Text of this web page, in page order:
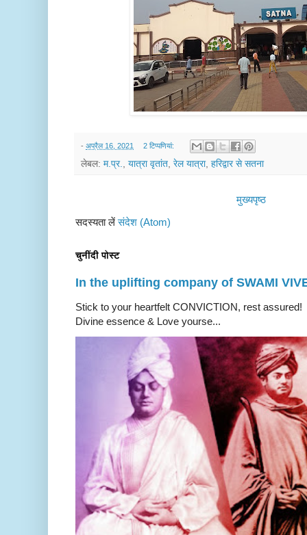
- अप्रैल 16, 2021 2 टिप्‍पणियां:
लेबल: म.प्र. यात्रा वृतांत रेल यात्रा, हरिद्वार से सतना
मुख्यपृष्ठ
सदस्यता लेंसंदेश (Atom)
चुनींदी पोस्ट
In the uplifting company of SWAMI
Stick to your heartfelt CONVICTION, rest
Divine essence & Love yourse...